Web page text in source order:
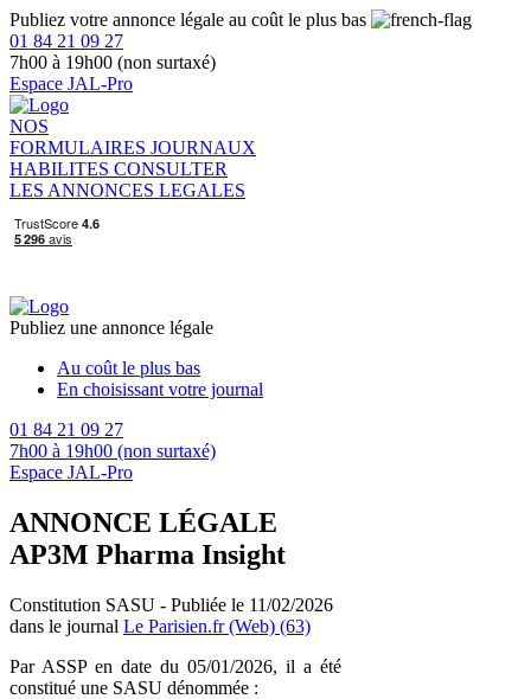
Publiez votre annonce légale au coût le plus bas
01 84 21 09 27
7h00 à 19h00 (non surtaxé)
Espace JAL-Pro
NOS
FORMULAIRES JOURNAUX
HABILITES CONSULTER
LES ANNONCES LEGALES
Publiez une annonce légale
Au coût le plus bas
En choisissant votre journal
01 84 21 09 27
7h00 à 19h00 (non surtaxé)
Espace JAL-Pro
ANNONCE LÉGALE
AP3M Pharma Insight
Constitution SASU - Publiée le 11/02/2026
dans le journal Le Parisien.fr (Web) (63)
Par ASSP en date du 05/01/2026, il a été
constitué une SASU dénommée :